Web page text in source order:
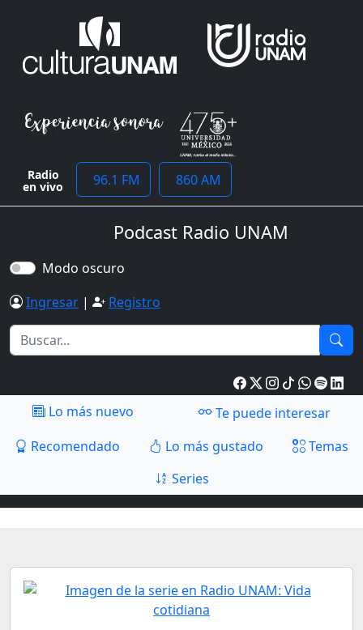
Radio
en vivo 96.1 FM 860 AM
Podcast Radio UNAM
Modo oscuro
Ingresar | Registro
Lo más nuevo
Te puede interesar
Recomendado
Lo más gustado
Temas
Series